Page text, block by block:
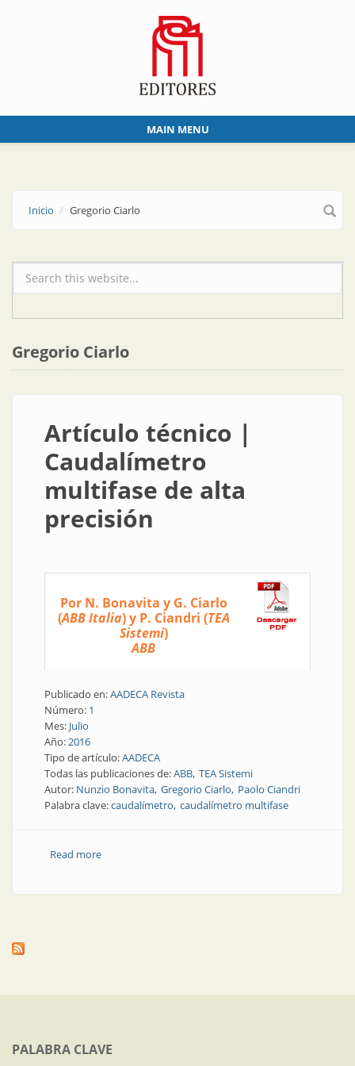
MAIN MENU
Inicio Gregorio Ciarlo
Formulario de búsqueda
Gregorio Ciarlo
Artículo técnico |
Caudalímetro
multifase de alta
precisión
Por N. Bonavita y G. Ciarlo
(ABB Italia) y P. Ciandri (TEA
Sistemi)
ABB
Publicado en:AADECA Revista
Número: 1
Mes: Julio
Año:2016
Tipo de artículo:AADECA
Todas las publicaciones de:ABB TEA Sistemi
Autor: Nunzio Bonavita Gregorio Ciarlo Paolo Ciandri
Palabra clave:caudalímetro caudalímetro multifase
Read moreabout Artículo técnico | Caudalímetro multifase de
PALABRA CLAVE